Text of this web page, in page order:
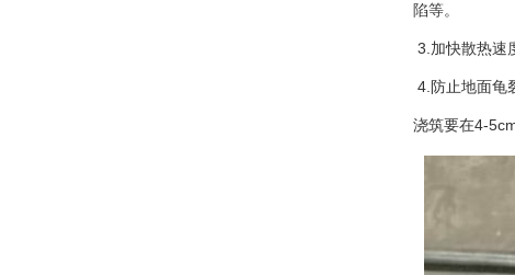
陷等。
3.加快散热速
4.防止地面龟
浇筑要在4-